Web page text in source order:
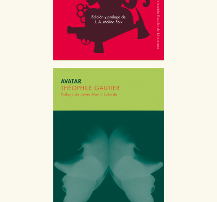
CONFIGURACIÓN DE COOKIES
HABILITAR TODO RECHAZAR TODO